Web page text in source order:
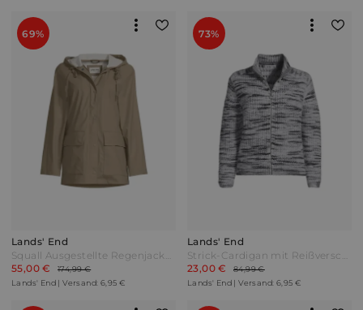
69%
Lands' End
Squall Ausgestellte Regenjacke in Plus-Größe Damen Braun by Lands' End
55,00 €
174,99 €
Lands' End | Versand: 6,95 €
73%
Lands' End
Strick-Cardigan mit Reißverschluss in Petite-Größe Damen Grau by Lands' End
23,00 €
84,99 €
Lands' End | Versand: 6,95 €